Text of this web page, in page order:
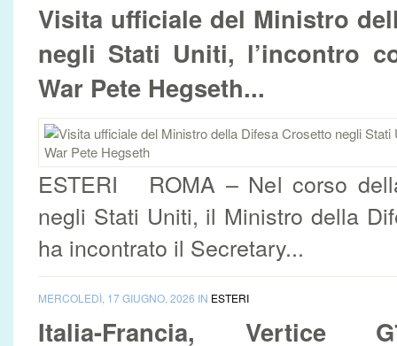
Visita ufficiale del Ministro
negli Stati Uniti, l’incontro
War Pete Hegseth...
ESTERI ROMA – Nel corso
negli Stati Uniti, il Ministro della
ha incontrato il Secretary...
MERCOLEDÌ, 17 GIUGNO, 2026 IN ESTERI
Italia-Francia,